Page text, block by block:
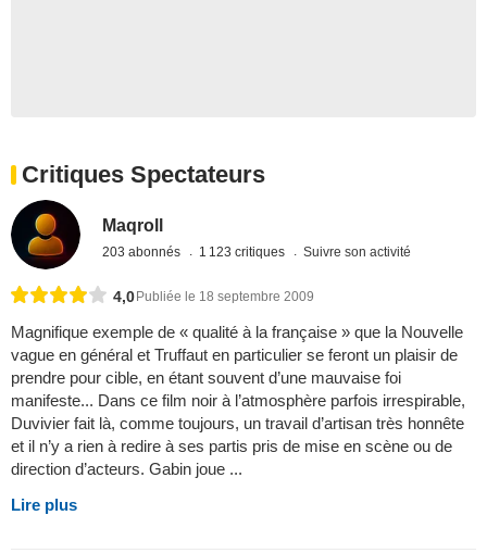
Critiques Spectateurs
Maqroll
203 abonnés 1 123 critiques Suivre son activité
4,0 Publiée le 18 septembre 2009
Magnifique exemple de « qualité à la française » que la Nouvelle
vague en général et Truffaut en particulier se feront un plaisir de
prendre pour cible, en étant souvent d’une mauvaise foi
manifeste... Dans ce film noir à l’atmosphère parfois irrespirable,
Duvivier fait là, comme toujours, un travail d’artisan très honnête
et il n’y a rien à redire à ses partis pris de mise en scène ou de
direction d’acteurs. Gabin joue ...
Lire plus